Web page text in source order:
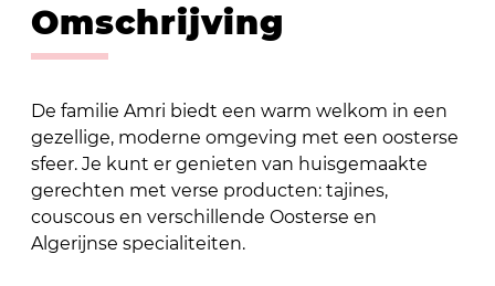
Omschrijving
De familie Amri biedt een warm welkom in een
gezellige, moderne omgeving met een oosterse
sfeer. Je kunt er genieten van huisgemaakte
gerechten met verse producten: tajines,
couscous en verschillende Oosterse en
Algerijnse specialiteiten.